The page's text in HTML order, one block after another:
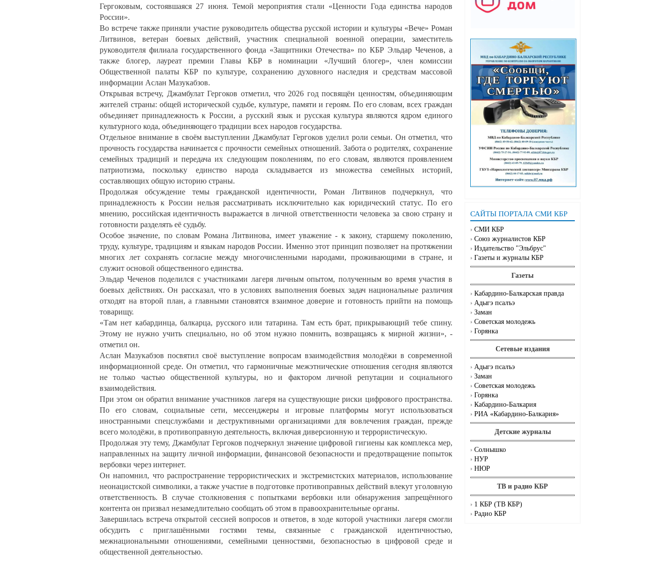
САЙТЫ ПОРТАЛА СМИ КБР
СМИ КБР
Союз журналистов КБР
Издательство "Эльбрус"
Газеты и журналы КБР
Газеты
Кабардино-Балкарская правда
Адыгэ псалъэ
Заман
Советская молодежь
Горянка
Сетевые издания
Адыгэ псалъэ
Заман
Советская молодежь
Горянка
Кабардино-Балкария
РИА «Кабардино-Балкария»
Детские журналы
Солнышко
НУР
НЮР
ТВ и радио КБР
1 КБР (ТВ КБР)
Радио КБР
Гергоковым, состоявшаяся 27 июня. Темой мероприятия стали «Ценности Года единства народов
России».
Во встрече также приняли участие руководитель общества русской истории и культуры «Вече» Роман
Литвинов, ветеран боевых действий, участник специальной военной операции, заместитель
руководителя филиала государственного фонда «Защитники Отечества» по КБР Эльдар Чеченов, а
также блогер, лауреат премии Главы КБР в номинации «Лучший блогер», член комиссии
Общественной палаты КБР по культуре, сохранению духовного наследия и средствам массовой
информации Аслан Мазукабзов.
Открывая встречу, Джамбулат Гергоков отметил, что 2026 год посвящён ценностям, объединяющим
жителей страны: общей исторической судьбе, культуре, памяти и героям. По его словам, всех граждан
объединяет принадлежность к России, а русский язык и русская культура являются ядром единого
культурного кода, объединяющего традиции всех народов государства.
Отдельное внимание в своём выступлении Джамбулат Гергоков уделил роли семьи. Он отметил, что
прочность государства начинается с прочности семейных отношений. Забота о родителях, сохранение
семейных традиций и передача их следующим поколениям, по его словам, являются проявлением
патриотизма, поскольку единство народа складывается из множества семейных историй,
составляющих общую историю страны.
Продолжая обсуждение темы гражданской идентичности, Роман Литвинов подчеркнул, что
принадлежность к России нельзя рассматривать исключительно как юридический статус. По его
мнению, российская идентичность выражается в личной ответственности человека за свою страну и
готовности разделять её судьбу.
Особое значение, по словам Романа Литвинова, имеет уважение - к закону, старшему поколению,
труду, культуре, традициям и языкам народов России. Именно этот принцип позволяет на протяжении
многих лет сохранять согласие между многочисленными народами, проживающими в стране, и
служит основой общественного единства.
Эльдар Чеченов поделился с участниками лагеря личным опытом, полученным во время участия в
боевых действиях. Он рассказал, что в условиях выполнения боевых задач национальные различия
отходят на второй план, а главными становятся взаимное доверие и готовность прийти на помощь
товарищу.
«Там нет кабардинца, балкарца, русского или татарина. Там есть брат, прикрывающий тебе спину.
Этому не нужно учить специально, но об этом нужно помнить, возвращаясь к мирной жизни», -
отметил он.
Аслан Мазукабзов посвятил своё выступление вопросам взаимодействия молодёжи в современной
информационной среде. Он отметил, что гармоничные межэтнические отношения сегодня являются
не только частью общественной культуры, но и фактором личной репутации и социального
взаимодействия.
При этом он обратил внимание участников лагеря на существующие риски цифрового пространства.
По его словам, социальные сети, мессенджеры и игровые платформы могут использоваться
иностранными спецслужбами и деструктивными организациями для вовлечения граждан, прежде
всего молодёжи, в противоправную деятельность, включая диверсионную и террористическую.
Продолжая эту тему, Джамбулат Гергоков подчеркнул значение цифровой гигиены как комплекса мер,
направленных на защиту личной информации, финансовой безопасности и предотвращение попыток
вербовки через интернет.
Он напомнил, что распространение террористических и экстремистских материалов, использование
неонацистской символики, а также участие в подготовке противоправных действий влекут уголовную
ответственность. В случае столкновения с попытками вербовки или обнаружения запрещённого
контента он призвал незамедлительно сообщать об этом в правоохранительные органы.
Завершилась встреча открытой сессией вопросов и ответов, в ходе которой участники лагеря смогли
обсудить с приглашёнными гостями темы, связанные с гражданской идентичностью,
межнациональными отношениями, семейными ценностями, безопасностью в цифровой среде и
общественной деятельностью.